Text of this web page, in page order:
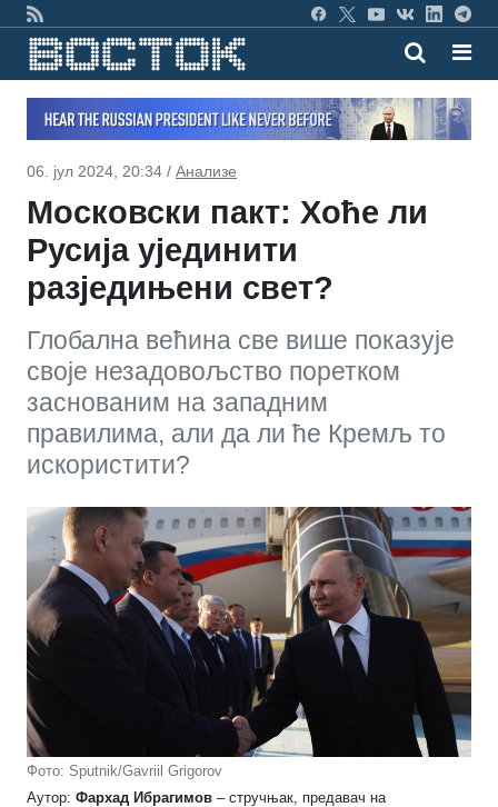
06. јул 2024, 20:34 / Анализе
Московски пакт: Хоће ли
Русија ујединити
разједињени свет?
Глобална већина све више показује
своје незадовољство поретком
заснованим на западним
правилима, али да ли ће Кремљ то
искористити?
Фото: Sputnik/Gavriil Grigorov
Аутор: Фархад Ибрагимов – стручњак, предавач на